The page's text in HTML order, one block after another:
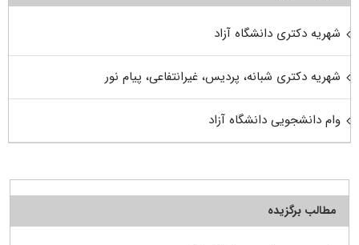
شهریه دکتری دانشگاه آزاد
شهریه دکتری شبانه، پردیس، غیرانتفاعی، پیام نور
وام دانشجویی دانشگاه آزاد
مطالب برگزیده